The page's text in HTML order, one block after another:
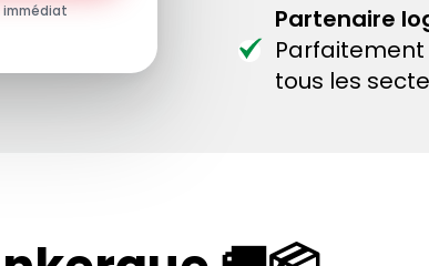
immédiat
Partenaire
tous les